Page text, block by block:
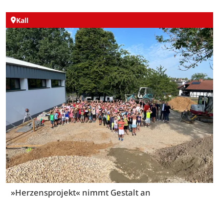
Kall
»Herzensprojekt« nimmt Gestalt an